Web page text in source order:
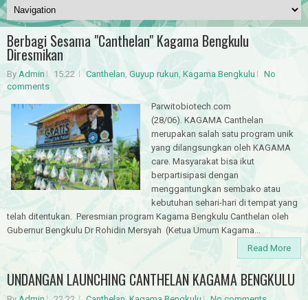
Berbagi Sesama "Canthelan" Kagama Bengkulu
Diresmikan
By Admin 15.22 Canthelan, Guyup rukun, Kagama Bengkulu
No
comments
Parwitobiotech.com
(28/06). KAGAMA Canthelan
merupakan salah satu program unik
yang dilangsungkan oleh KAGAMA
care. Masyarakat bisa ikut
berpartisipasi dengan
menggantungkan sembako atau
kebutuhan sehari-hari di tempat yang
telah ditentukan. Peresmian program Kagama Bengkulu Canthelan oleh
Gubernur Bengkulu Dr Rohidin Mersyah (Ketua Umum Kagama...
Read More
UNDANGAN LAUNCHING CANTHELAN KAGAMA BENGKULU